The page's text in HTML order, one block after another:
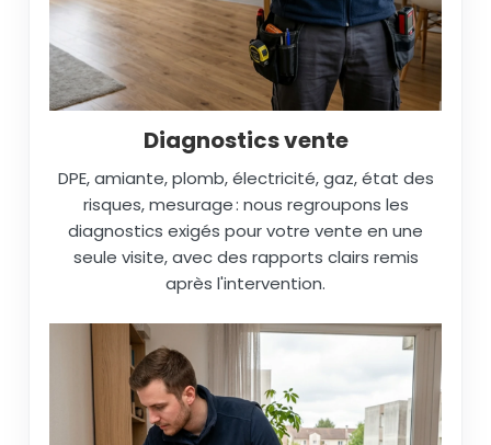
Diagnostics vente
DPE, amiante, plomb, électricité, gaz, état des
risques, mesurage : nous regroupons les
diagnostics exigés pour votre vente en une
seule visite, avec des rapports clairs remis
après l'intervention.